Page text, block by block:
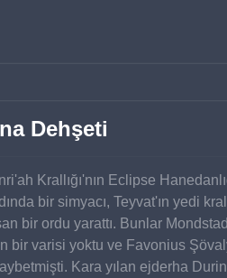
Dehşeti
Krallığı'nın Eclipse
bir simyacı, Teyvat'ın yedi
bir ordu yarattı. Bunlar
bir varisi yoktu ve Favonius
Kara yılan ejderha